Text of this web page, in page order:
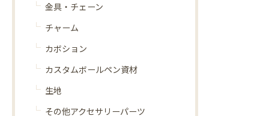
金具・チェーン
チャーム
カボション
カスタムボールペン資材
生地
その他アクセサリーパーツ